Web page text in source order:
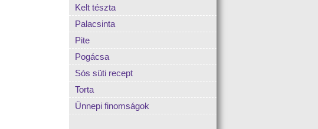
Kelt tészta
Palacsinta
Pite
Pogácsa
Sós süti recept
Torta
Ünnepi finomságok